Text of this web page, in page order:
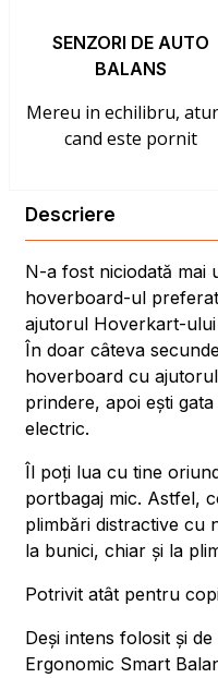
SENZORI DE AUTO
BALANS
Mereu in echilibru,
cand este pornit
Descriere
N-a fost niciodată mai
hoverboard-ul
ajutorul Hoverkart-
În doar câteva
hoverboard cu
prindere, apoi ești
electric.
Îl poți lua cu tine
portbagaj mic. Astfel,
plimbări distractive cu
la bunici, chiar și la
Potrivit atât pentru
Deși intens folosit și
Ergonomic Smart